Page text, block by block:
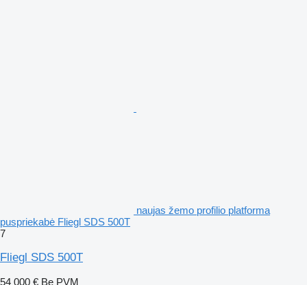
naujas žemo profilio platforma
puspriekabė Fliegl SDS 500T
7
Fliegl SDS 500T
54 000 € Be PVM